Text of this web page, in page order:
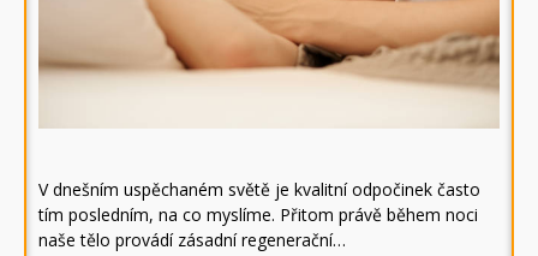
V dnešním uspěchaném světě je kvalitní odpočinek často
tím posledním, na co myslíme. Přitom právě během noci
naše tělo provádí zásadní regenerační…